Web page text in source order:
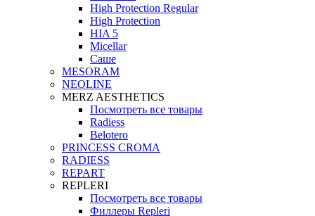
High Protection Regular
High Protection
HIA 5
Micellar
Саше
MESORAM
NEOLINE
MERZ AESTHETICS
Посмотреть все товары
Radiess
Belotero
PRINCESS CROMA
RADIESS
REPART
REPLERI
Посмотреть все товары
Филлеры Repleri